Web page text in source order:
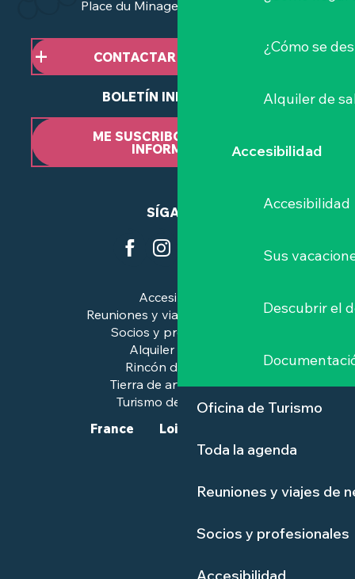
¿Cómo se
Alquiler de
Accesibilidad
Accesibilidad
Sus
Descubrir el
Oficina de Turismo
Toda la agenda
Reuniones y viajes de
Socios y profesionales
Place du Minage - 44190 Clisson
CONTACTAR CON NOSOTROS
BOLETÍN INFORMATIVO
ME SUSCRIBO AL BOLETÍN
INFORMATIVO
SÍGANOS
Accesibilidad
Reuniones y viajes de negocios
Socios y profesionales
Alquiler de salas
Rincón de prensa
Tierra de arte e historia
Turismo de calidad™.
France
Loire-Atlantique